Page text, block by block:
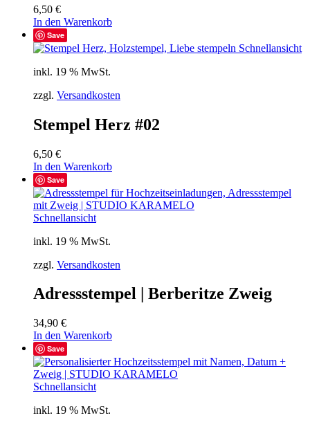
6,50 €
In den Warenkorb
Save
Schnellansicht
inkl. 19 % MwSt.
zzgl. Versandkosten
Stempel Herz #02
6,50 €
In den Warenkorb
Save
Schnellansicht
inkl. 19 % MwSt.
zzgl. Versandkosten
Adressstempel | Berberitze Zweig
34,90 €
In den Warenkorb
Save
Schnellansicht
inkl. 19 % MwSt.